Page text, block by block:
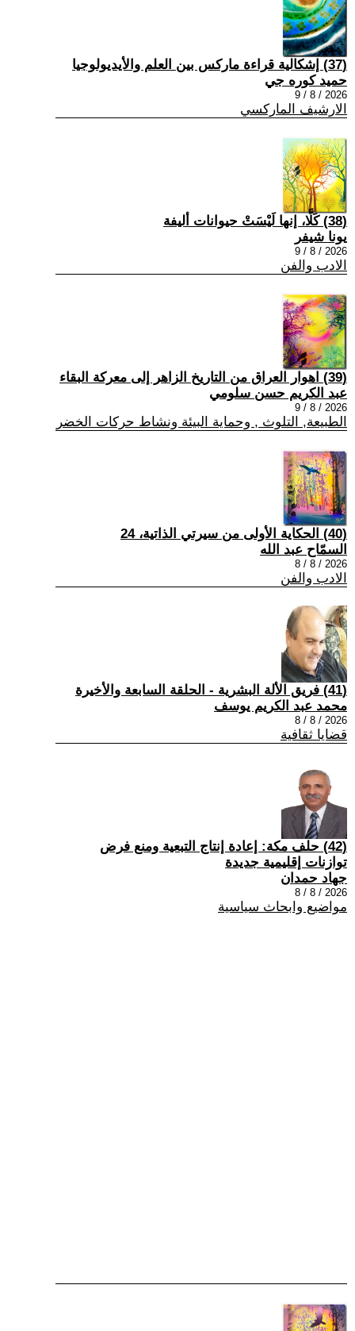
(37) إشكالية قراءة ماركس بين العلم والأيديولوجيا
حميد كوره جي
2026 / 8 / 9
الارشيف الماركسي
(38) كَلَّا، إنها لَيْسَتْ حيوانات أليفة
يونا شيفر
2026 / 8 / 9
الادب والفن
(39) اهوار العراق من التاريخ الزاهر إلى معركة البقاء
عبد الكريم حسن سلومي
2026 / 8 / 9
الطبيعة, التلوث , وحماية البيئة ونشاط حركات الخضر
(40) الحكاية الأولى من سيرتي الذاتية، 24
السمّاح عبد الله
2026 / 8 / 8
الادب والفن
(41) فريق الألة البشرية - الحلقة السابعة والأخيرة
محمد عبد الكريم يوسف
2026 / 8 / 8
قضايا ثقافية
(42) حلف مكة: إعادة إنتاج التبعية ومنع فرض
توازنات إقليمية جديدة
جهاد حمدان
2026 / 8 / 8
مواضيع وابحاث سياسية